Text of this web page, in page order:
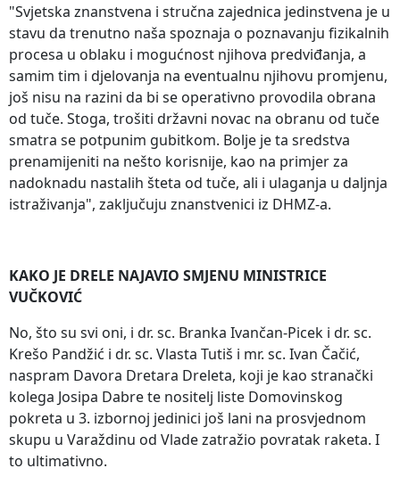
"Svjetska znanstvena i stručna zajednica jedinstvena je u
stavu da trenutno naša spoznaja o poznavanju fizikalnih
procesa u oblaku i mogućnost njihova predviđanja, a
samim tim i djelovanja na eventualnu njihovu promjenu,
još nisu na razini da bi se operativno provodila obrana
od tuče. Stoga, trošiti državni novac na obranu od tuče
smatra se potpunim gubitkom. Bolje je ta sredstva
prenamijeniti na nešto korisnije, kao na primjer za
nadoknadu nastalih šteta od tuče, ali i ulaganja u daljnja
istraživanja", zaključuju znanstvenici iz DHMZ-a.
KAKO JE DRELE NAJAVIO SMJENU MINISTRICE
VUČKOVIĆ
No, što su svi oni, i dr. sc. Branka Ivančan-Picek i dr. sc.
Krešo Pandžić i dr. sc. Vlasta Tutiš i mr. sc. Ivan Čačić,
naspram Davora Dretara Dreleta, koji je kao stranački
kolega Josipa Dabre te nositelj liste Domovinskog
pokreta u 3. izbornoj jedinici još lani na prosvjednom
skupu u Varaždinu od Vlade zatražio povratak raketa. I
to ultimativno.